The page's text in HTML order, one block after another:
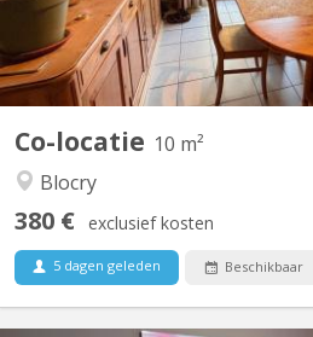
Co-locatie 10 m²
Blocry
380 € exclusief kosten
5 dagen geleden Beschikbaar